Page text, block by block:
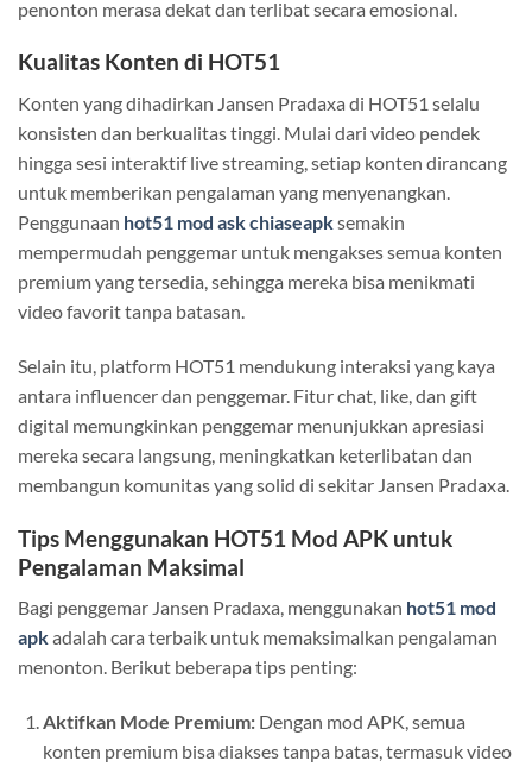
penonton merasa dekat dan terlibat secara emosional.
Kualitas Konten di HOT51
Konten yang dihadirkan Jansen Pradaxa di HOT51 selalu
konsisten dan berkualitas tinggi. Mulai dari video pendek
hingga sesi interaktif live streaming, setiap konten dirancang
untuk memberikan pengalaman yang menyenangkan.
Penggunaan hot51 mod ask chiaseapksemakin
mempermudah penggemar untuk mengakses semua konten
premium yang tersedia, sehingga mereka bisa menikmati
video favorit tanpa batasan.
Selain itu, platform HOT51 mendukung interaksi yang kaya
antara influencer dan penggemar. Fitur chat, like, dan gift
digital memungkinkan penggemar menunjukkan apresiasi
mereka secara langsung, meningkatkan keterlibatan dan
membangun komunitas yang solid di sekitar Jansen Pradaxa.
Tips Menggunakan HOT51 Mod APK untuk
Pengalaman Maksimal
Bagi penggemar Jansen Pradaxa, menggunakan hot51 mod
apkadalah cara terbaik untuk memaksimalkan pengalaman
menonton. Berikut beberapa tips penting:
Aktifkan Mode Premium:Dengan mod APK, semua
konten premium bisa diakses tanpa batas, termasuk video